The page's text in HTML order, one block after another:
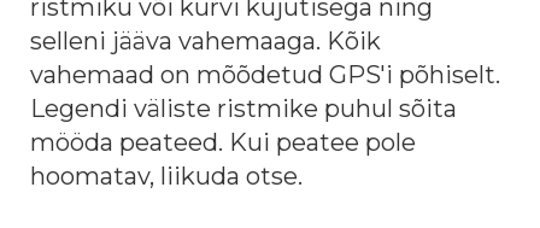
ristmiku või kurvi kujutisega ning
selleni jääva vahemaaga. Kõik
vahemaad on mõõdetud GPS'i põhiselt.
Legendi väliste ristmike puhul sõita
mööda peateed. Kui peatee pole
hoomatav, liikuda otse.